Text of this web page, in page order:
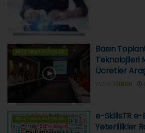
ARAŞTIRMA RAPORLARI
Basın
Teknolojileri
Ücretler
TÜBIDER
ARAŞTIRMA RAPORLARI
e-SkillsTR
Yeterlilikler